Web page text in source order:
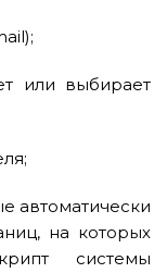
или выбирает
автоматически
на которых
системы